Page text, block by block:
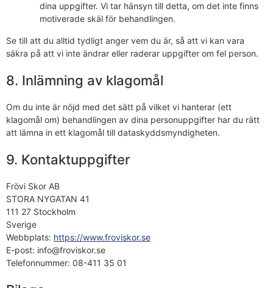
dina uppgifter. Vi tar hänsyn till detta, om det inte finns
motiverade skäl för behandlingen.
Se till att du alltid tydligt anger vem du är, så att vi kan vara
säkra på att vi inte ändrar eller raderar uppgifter om fel person.
8. Inlämning av klagomål
Om du inte är nöjd med det sätt på vilket vi hanterar (ett
klagomål om) behandlingen av dina personuppgifter har du rätt
att lämna in ett klagomål till dataskyddsmyndigheten.
9. Kontaktuppgifter
Frövi Skor AB
STORA NYGATAN 41
111 27 Stockholm
Sverige
Webbplats: https://www.froviskor.se
E-post: info@froviskor.se
Telefonnummer: 08-411 35 01